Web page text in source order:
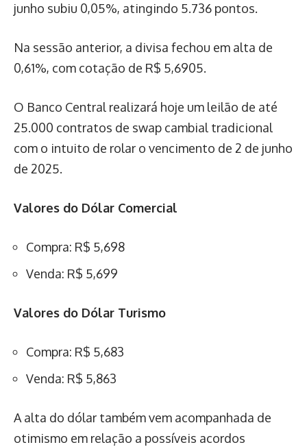
junho subiu 0,05%, atingindo 5.736 pontos.
Na sessão anterior, a divisa fechou em alta de
0,61%, com cotação de R$ 5,6905.
O Banco Central realizará hoje um leilão de até
25.000 contratos de swap cambial tradicional
com o intuito de rolar o vencimento de 2 de junho
de 2025.
Valores do Dólar Comercial
Compra: R$ 5,698
Venda: R$ 5,699
Valores do Dólar Turismo
Compra: R$ 5,683
Venda: R$ 5,863
A alta do dólar também vem acompanhada de
otimismo em relação a possíveis acordos